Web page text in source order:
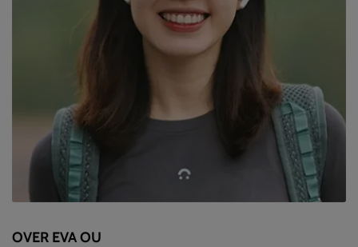
OVER EVA OU